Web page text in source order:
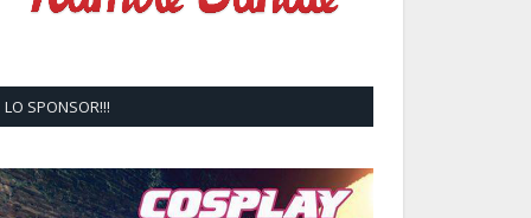
LO SPONSOR!!!